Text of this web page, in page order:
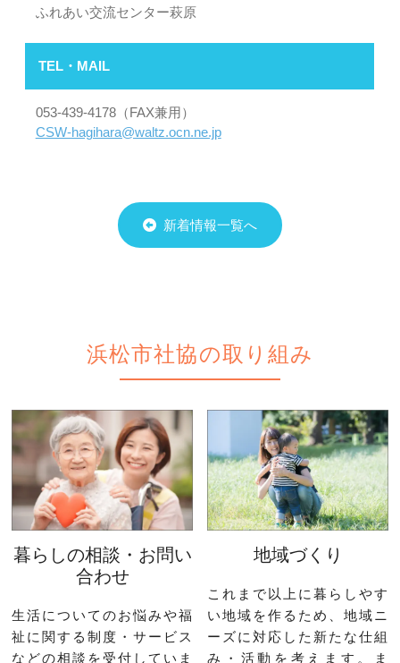
ふれあい交流センター萩原
TEL・MAIL
053-439-4178（FAX兼用）
CSW-hagihara@waltz.ocn.ne.jp
新着情報一覧へ
浜松市社協の取り組み
暮らしの相談・お問い
合わせ
生活についてのお悩みや福
祉に関する制度・サービス
などの相談を受付していま
地域づくり
これまで以上に暮らしやす
い地域を作るため、地域ニ
ーズに対応した新たな仕組
み・活動を考えます。ま